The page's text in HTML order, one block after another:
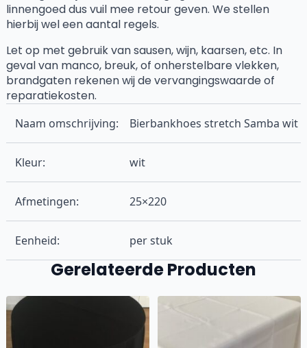
linnengoed dus vuil mee retour geven. We stellen
hierbij wel een aantal regels.
Let op met gebruik van sausen, wijn, kaarsen, etc. In
geval van manco, breuk, of onherstelbare vlekken,
brandgaten rekenen wij de vervangingswaarde of
reparatiekosten.
Naam omschrijving: Bierbankhoes stretch Samba wit
Kleur: wit
Afmetingen: 25×220
Eenheid: per stuk
Gerelateerde Producten